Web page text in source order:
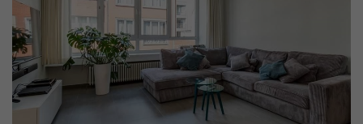
Wachtwoord vergeten?